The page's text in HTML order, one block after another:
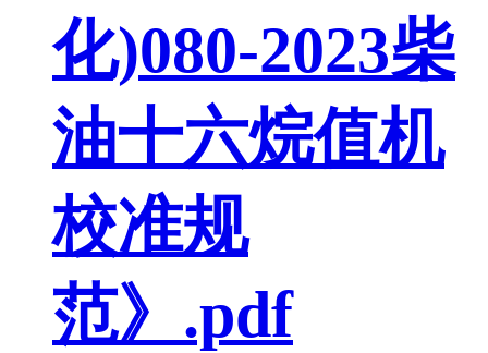
化)080-2023柴
油十六烷值机
校准规
范》.pdf